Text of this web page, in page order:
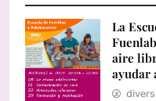
La
aire
ayudar